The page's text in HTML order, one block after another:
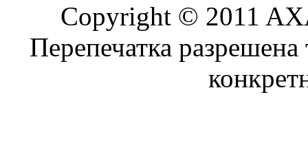
Copyright © 2011
Перепечатка